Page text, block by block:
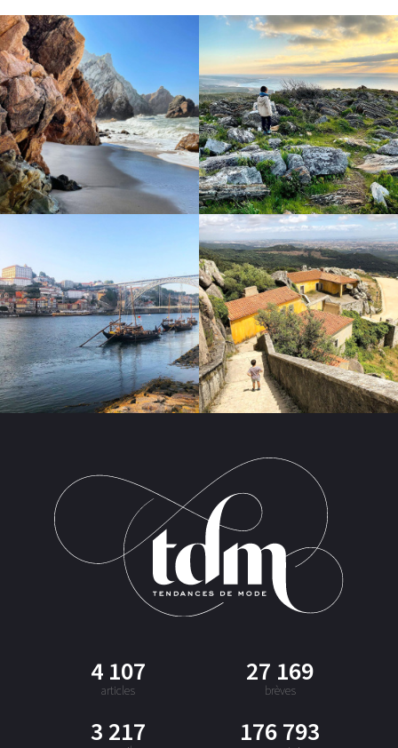
4 107
articles
27 169
brèves
3 217 176 793